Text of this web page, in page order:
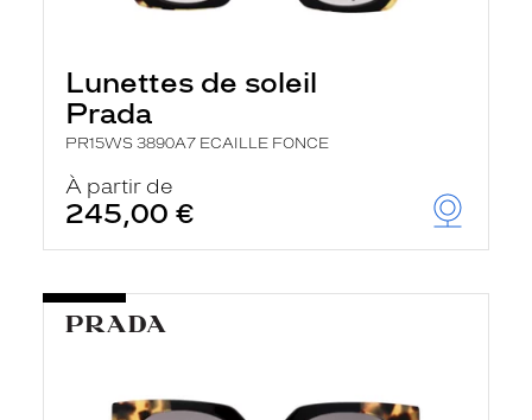
Lunettes de soleil
Prada
PR15WS 3890A7 ECAILLE FONCE
À partir de
245,00 €